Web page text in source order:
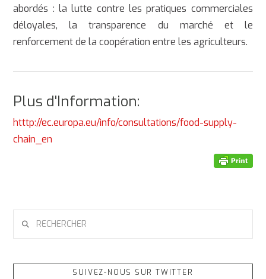
abordés : la lutte contre les pratiques commerciales
déloyales, la transparence du marché et le
renforcement de la coopération entre les agriculteurs.
Plus d'Information:
htttp://ec.europa.eu/info/consultations/food-supply-
chain_en
SUIVEZ-NOUS SUR TWITTER